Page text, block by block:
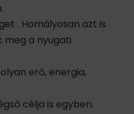
. Homályosan azt is
meg a nyugati
erő, energia,
célja is egyben.